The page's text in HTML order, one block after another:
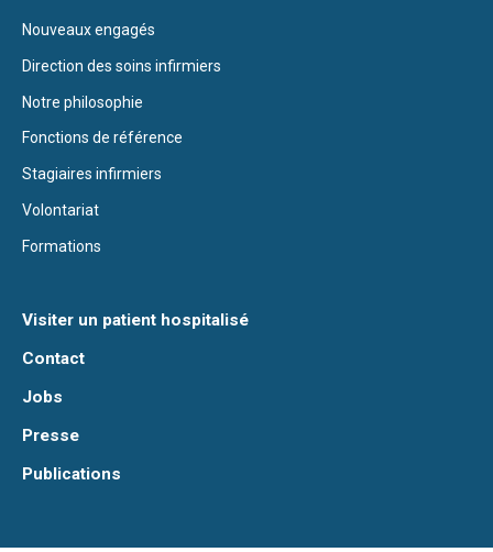
Nouveaux engagés
Direction des soins infirmiers
Notre philosophie
Fonctions de référence
Stagiaires infirmiers
Volontariat
Formations
Visiter un patient hospitalisé
Contact
Jobs
Presse
Publications